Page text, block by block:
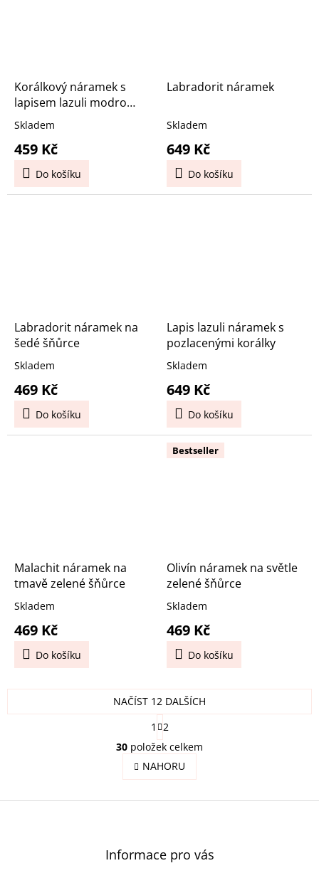
Korálkový náramek s
lapisem lazuli modro
černý
Skladem
459 Kč
Do košíku
Labradorit náramek
Skladem
649 Kč
Do košíku
Labradorit náramek na
šedé šňůrce
Skladem
469 Kč
Do košíku
Lapis lazuli náramek s
pozlacenými korálky
Skladem
649 Kč
Do košíku
Malachit náramek na
tmavě zelené šňůrce
Skladem
469 Kč
Do košíku
Bestseller
Olivín náramek na světle
zelené šňůrce
Skladem
469 Kč
Do košíku
O
v
l
á
r
NAČÍST 12 DALŠÍCH
S
t
r
á
n
k
v
1
2
30 položek celkem
NAHORU
Z
Informace pro vás